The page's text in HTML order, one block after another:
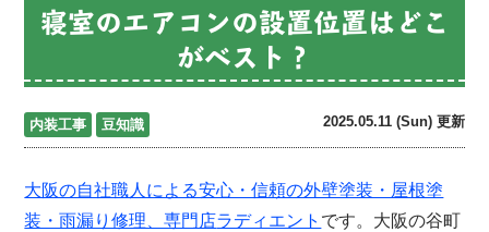
寝室のエアコンの設置位置はどこ
がベスト？
内装工事 豆知識 2025.05.11 (Sun) 更新
大阪の自社職人による安心・信頼の外壁塗装・屋根塗
装・雨漏り修理、専門店ラディエント です。大阪の谷町